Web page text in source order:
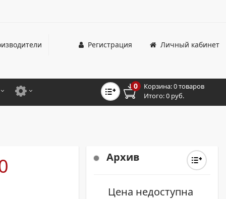
Личный кабинет
Регистрация
ДЛЯ ШИРОКОФОРМАТНЫХ СИСТЕМ
0 Корзина:0 товаров
Итого:0 руб.
Архив
Цена недоступна